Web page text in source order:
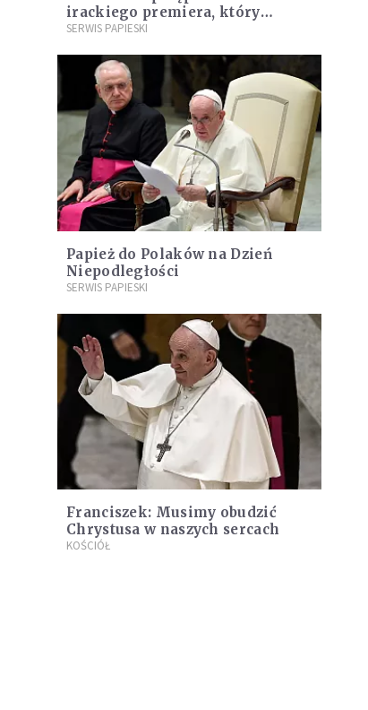
irackiego premiera, który
przeżył atak dronów
SERWIS PAPIESKI
Papież do Polaków na Dzień
Niepodległości
SERWIS PAPIESKI
Franciszek: Musimy obudzić
Chrystusa w naszych sercach
KOŚCIÓŁ